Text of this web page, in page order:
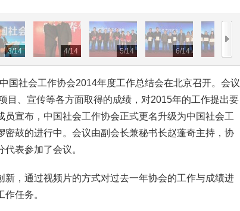
3/14 4/14 5/14 6/14
国社会工作协会2014年度工作总结会在北京召开。会议
目、宣传等各方面取得的成绩，对2015年的工作提出要
宣布，中国社会工作协会正式更名升级为中国社会工
鼓的进行中。会议由副会长兼秘书长赵蓬奇主持，协
表参加了会议。
新，通过视频片的方式对过去一年协会的工作与成绩进
任务。